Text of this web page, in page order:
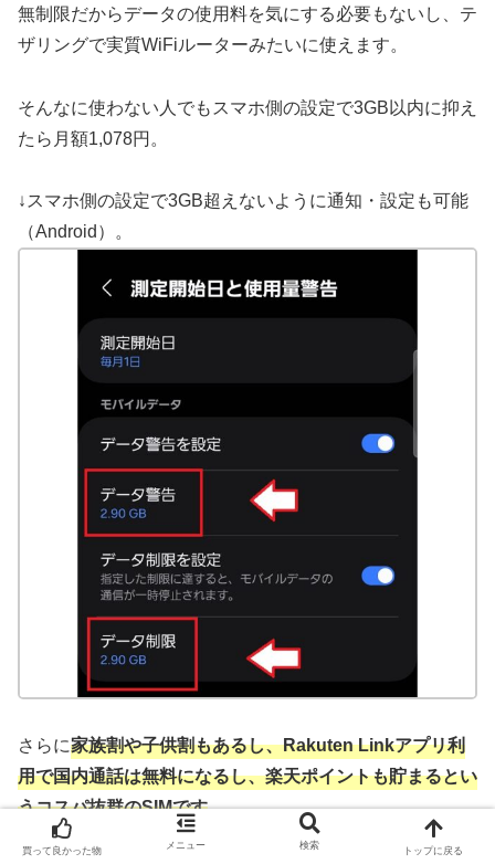
無制限だからデータの使用料を気にする必要もないし、テ
ザリングで実質WiFiルーターみたいに使えます。
そんなに使わない人でもスマホ側の設定で3GB以内に抑え
たら月額1,078円。
↓スマホ側の設定で3GB超えないように通知・設定も可能
（Android）。
さらに家族割や子供割もあるし、Rakuten Linkアプリ利
用で国内通話は無料になるし、楽天ポイントも貯まるとい
うコスパ抜群のSIMです。
買って良かった物 メニュー 検索 トップに戻る